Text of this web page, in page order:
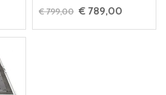
€ 799,00 € 789,00